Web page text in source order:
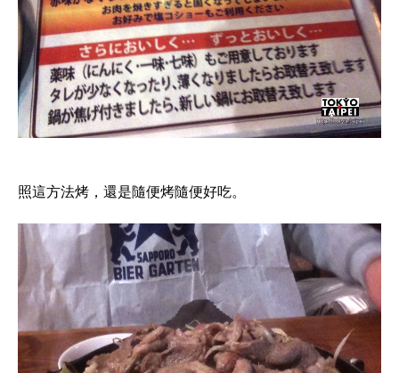
照這方法烤，還是隨便烤隨便好吃。